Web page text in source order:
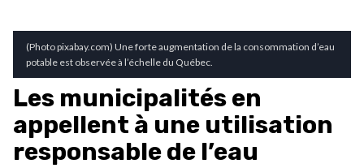
(Photo pixabay.com) Une forte augmentation de la consommation d’eau
potable est observée à l’échelle du Québec.
Les municipalités en
appellent à une utilisation
responsable de l’eau